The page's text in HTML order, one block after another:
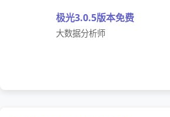
极光3.0.5版本免费
大数据分析师